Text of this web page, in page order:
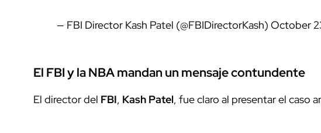
— FBI Director Kash Patel (@FBIDirectorKash) October
El FBI y la NBA mandan un mensaje contundente
El director del FBI, Kash Patel, fue claro al presentar el caso